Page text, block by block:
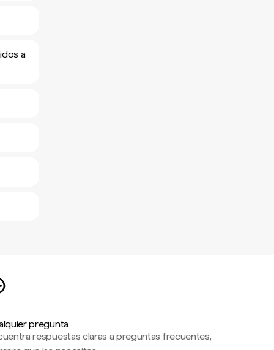
a
pregunta
respuestas claras a preguntas frecuentes,